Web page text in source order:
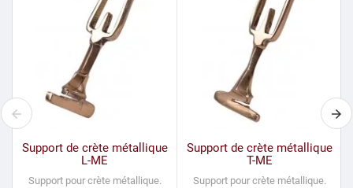
Support de crète métallique
L-ME
Support pour crète métallique.
Support de crète métallique
T-ME
Support pour crète métallique.